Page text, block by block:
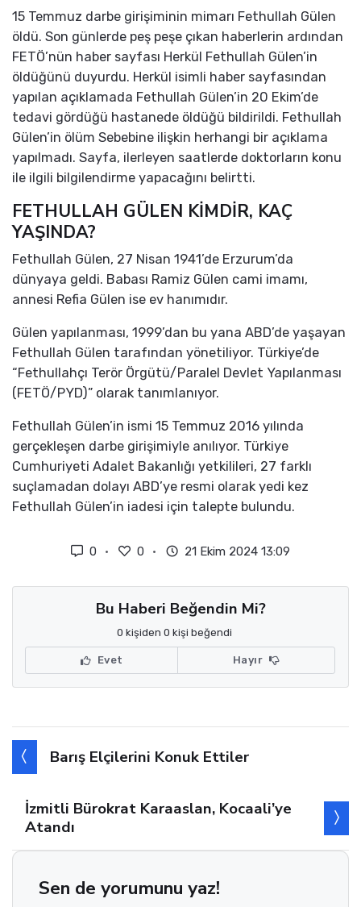
15 Temmuz darbe girişiminin mimarı Fethullah Gülen
öldü. Son günlerde peş peşe çıkan haberlerin ardından
FETÖ’nün haber sayfası Herkül Fethullah Gülen’in
öldüğünü duyurdu. Herkül isimli haber sayfasından
yapılan açıklamada Fethullah Gülen’in 20 Ekim’de
tedavi gördüğü hastanede öldüğü bildirildi. Fethullah
Gülen’in ölüm Sebebine ilişkin herhangi bir açıklama
yapılmadı. Sayfa, ilerleyen saatlerde doktorların konu
ile ilgili bilgilendirme yapacağını belirtti.
FETHULLAH GÜLEN KİMDİR, KAÇ
YAŞINDA?
Fethullah Gülen, 27 Nisan 1941’de Erzurum’da
dünyaya geldi. Babası Ramiz Gülen cami imamı,
annesi Refia Gülen ise ev hanımıdır.
Gülen yapılanması, 1999’dan bu yana ABD’de yaşayan
Fethullah Gülen tarafından yönetiliyor. Türkiye’de
“Fethullahçı Terör Örgütü/Paralel Devlet Yapılanması
(FETÖ/PYD)” olarak tanımlanıyor.
Fethullah Gülen’in ismi 15 Temmuz 2016 yılında
gerçekleşen darbe girişimiyle anılıyor. Türkiye
Cumhuriyeti Adalet Bakanlığı yetkilileri, 27 farklı
suçlamadan dolayı ABD’ye resmi olarak yedi kez
Fethullah Gülen’in iadesi için talepte bulundu.
0 0 21 Ekim 2024 13:09
Bu Haberi Beğendin Mi?
0 kişiden 0 kişi beğendi
Evet Hayır
Barış Elçilerini Konuk Ettiler
İzmitli Bürokrat Karaaslan, Kocaali’ye
Atandı
Sen de yorumunu yaz!